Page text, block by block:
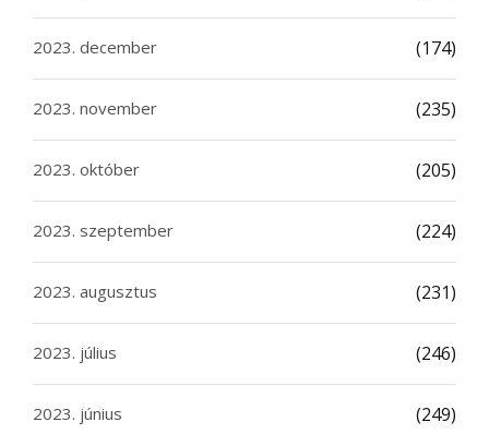
2023. december (174)
2023. november (235)
2023. október (205)
2023. szeptember (224)
2023. augusztus (231)
2023. július (246)
2023. június (249)